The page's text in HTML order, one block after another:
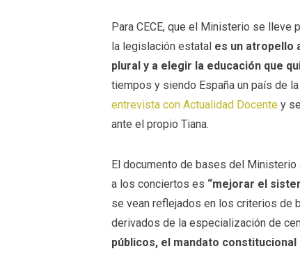
Para CECE, que el Ministerio se lleve
la legislación estatal es un atropello
plural y a elegir la educación que
tiempos y siendo España un país de
entrevista con Actualidad Docente y
ante el propio Tiana.
El documento de bases del
a los conciertos es “mejorar el
se vean reflejados en los criterios de
derivados de la especialización de
públicos, el mandato